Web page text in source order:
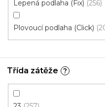
Lepená podlaha (Fix) 256
Plovoucí podlaha (Click)
Třída zátěže ?